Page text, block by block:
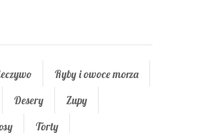
Ryby i owoce morza
Desery
Zupy
Torty